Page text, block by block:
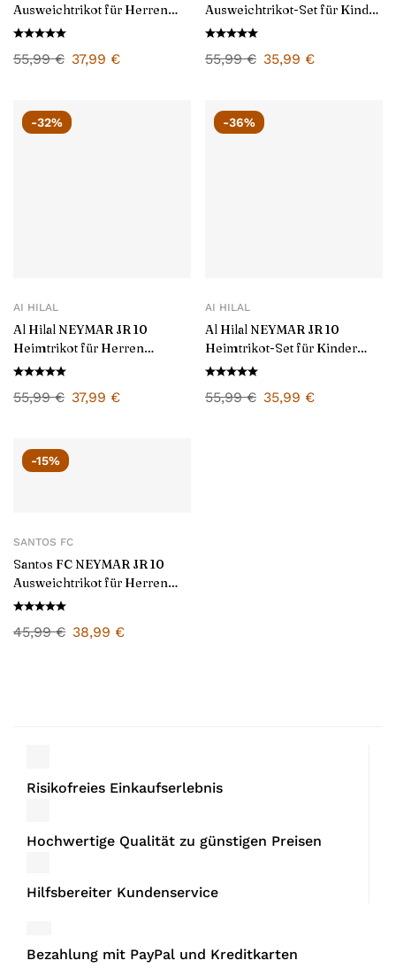
Ausweichtrikot für Herren
2024/25
55,99€ 37,99 €
Ausweichtrikot-Set für Kinder
2024/25
55,99€ 35,99 €
-32%
AI HILAL
Al Hilal NEYMAR JR 10
Heimtrikot für Herren
2024/25
55,99€ 37,99 €
-36%
AI HILAL
Al Hilal NEYMAR JR 10
Heimtrikot-Set für Kinder
2024/25
55,99€ 35,99 €
-15%
SANTOS FC
Santos FC NEYMAR JR 10
Ausweichtrikot für Herren
2025/26
45,99€ 38,99 €
Risikofreies Einkaufserlebnis
Hochwertige Qualität zu günstigen Preisen
Hilfsbereiter Kundenservice
Bezahlung mit PayPal und Kreditkarten